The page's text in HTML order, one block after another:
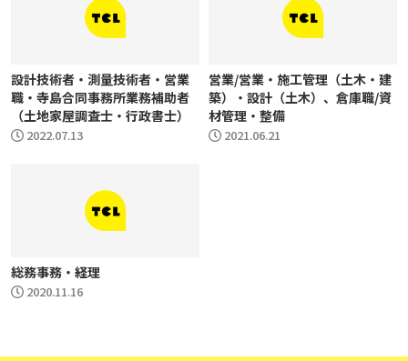
設計技術者・測量技術者・営業
職・寺島合同事務所業務補助者
（土地家屋調査士・行政書士）
2022.07.13
営業/営業・施工管理（土木・建
築）・設計（土木）、倉庫職/資
材管理・整備
2021.06.21
総務事務・経理
2020.11.16